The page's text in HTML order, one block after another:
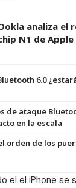
analiza el
N1 de Apple
6.0
de ataque
en la escala
orden de los
el el iPhone se